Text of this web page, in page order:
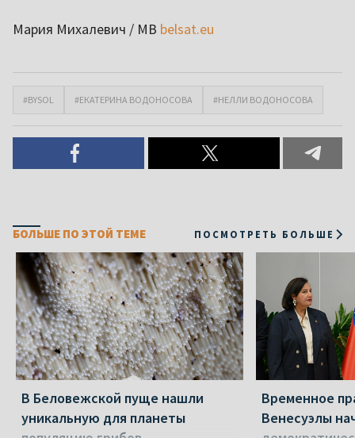
Мария Михалевич / МВ belsat.eu
#BYSOL #ЕКАТЕРИНА ВОДОНОСОВА #НЕЛЛИ ВОДОНОСОВА
БОЛЬШЕ ПО ЭТОЙ ТЕМЕ ПОСМОТРЕТЬ БОЛЬШЕ
В Беловежской пуще нашли
уникальную для планеты
Временное
Венесуэлы